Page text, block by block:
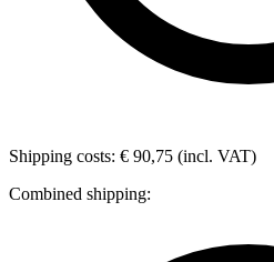
Shipping costs: € 90,75 (incl. VAT)
Combined shipping: